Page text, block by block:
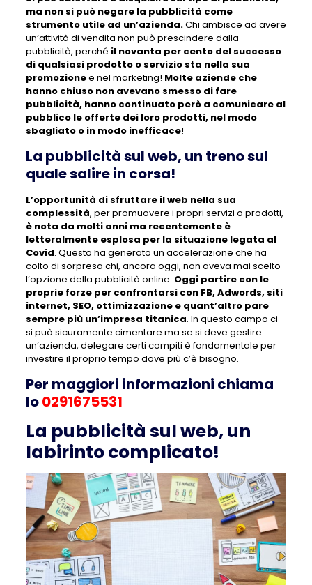
ma non si può negare la pubblicità come
strumento utile ad un’azienda.Chi ambisce ad avere
un’attività di vendita non può prescindere dalla
pubblicità, perché il novanta per cento del successo
di qualsiasi prodotto o servizio sta nella sua
promozionee nel marketing! Molte aziende che
hanno chiuso non avevano smesso di fare
pubblicità, hanno continuato però a comunicare al
pubblico le offerte dei loro prodotti, nel modo
sbagliato o in modo inefficace!
La pubblicità sul web, un treno sul
quale salire in corsa!
L’opportunità di sfruttare il web nella sua
complessità, per promuovere i propri servizi o prodotti,
è nota da molti anni ma recentemente è
letteralmente esplosa per la situazione legata al
Covid. Questo ha generato un accelerazione che ha
colto di sorpresa chi, ancora oggi, non aveva mai scelto
l’opzione della pubblicità online. Oggi partire con le
proprie forze per confrontarsi con FB, Adwords, siti
internet, SEO, ottimizzazione e quant’altro pare
sempre più un’impresa titanica. In questo campo ci
si può sicuramente cimentare ma se si deve gestire
un’azienda, delegare certi compiti è fondamentale per
investire il proprio tempo dove più c’è bisogno.
Per maggiori informazioni chiama
lo0291675531
La pubblicità sul web, un
labirinto complicato!